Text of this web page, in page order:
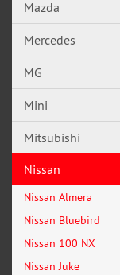
Mazda
Mercedes
MG
Mini
Mitsubishi
Nissan
Nissan Almera
Nissan Bluebird
Nissan 100 NX
Nissan Juke